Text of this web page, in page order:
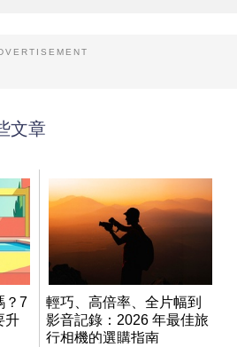
文章
？7
升
輕巧、高倍率、全片幅到
影音記錄：2026 年最佳旅
行相機的選購指南